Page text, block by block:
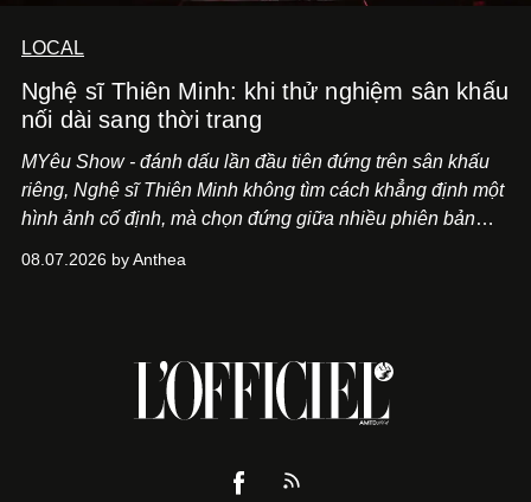
LOCAL
Nghệ sĩ Thiên Minh: khi thử nghiệm sân khấu
nối dài sang thời trang
MYêu Show - đánh dấu lần đầu tiên đứng trên sân khấu
riêng, Nghệ sĩ Thiên Minh không tìm cách khẳng định một
hình ảnh cố định, mà chọn đứng giữa nhiều phiên bản
08.07.2026 by Anthea